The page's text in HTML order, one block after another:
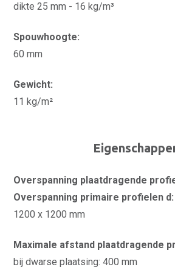
dikte 25 mm - 16 kg/m³
Spouwhoogte:
60 mm
Gewicht:
11 kg/m²
Overspanning plaatdragende
Overspanning primaire profielen d:
1200 x 1200 mm
Maximale afstand plaatdragende
bij dwarse plaatsing: 400 mm